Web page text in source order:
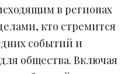
в регионах
кто стремится
событий и
общества. Включая